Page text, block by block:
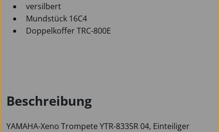
versilbert
Mundstück 16C4
Doppelkoffer TRC-800E
Beschreibung
YAMAHA-Xeno Trompete YTR-8335R 04, Einteiliger